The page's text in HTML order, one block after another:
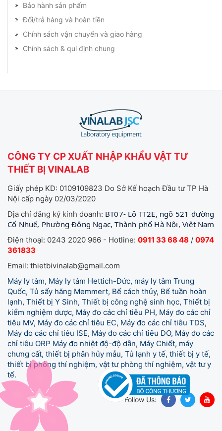
Bảo hành sản phẩm
Đổi/trả hàng và hoàn tiền
Chính sách vận chuyển và giao hàng
Chính sách & qui định chung
CÔNG TY CP XUẤT NHẬP KHẨU VẬT TƯ
THIẾT BỊ VINALAB
Giấy phép KD: 0109109823 Do Sở Kế hoạch Đầu tư TP Hà
Nội cấp ngày 02/03/2020
Địa chỉ đăng ký kinh doanh: BT07- Lô TT2E, ngõ 521 đường
Cổ Nhuế, Phường Đông Ngạc, Thành phố Hà Nội, Việt Nam
Điện thoại: 0243 2020 966 - Hotline: 0911 33 68 48 / 0974
361833
Email: thietbivinalab@gmail.com
Máy ly tâm, Máy ly tâm Hettich-Đức, máy ly tâm Trung
Quốc, Tủ sấy hãng Memmert, Bể cách thủy, Bể tuần hoàn
lạnh, Thiết bị Y Sinh, Thiết bị công nghệ sinh học, Thiết bị
kiểm nghiệm dược, Máy đo các chỉ tiêu PH, Máy đo các chỉ
tiêu MV, Máy đo các chỉ tiêu EC, Máy đo các chỉ tiêu TDS,
Máy đo các chỉ tiêu ISE, Máy đo các chỉ tiêu DO, Máy đo các
chỉ tiêu ORP Máy đo nhiệt độ-độ dẫn, Máy Chiết, máy
chưng cất, thiết bị phân hủy mẫu, Tủ lạnh y tế, thiết bị y tế,
thiết bị phòng thí nghiệm, vật tư phòng thí nghiệm, vật tư y
tế.
Follow Us: